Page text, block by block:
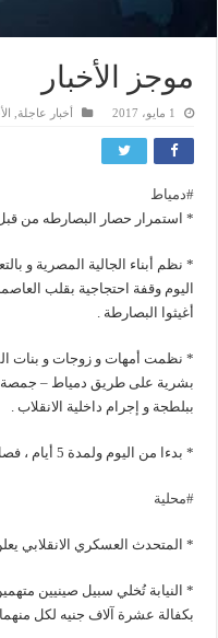
موجز الأخبار
1 مايو، 2017 أخبار عاجلة
#دمياط
* استمرار حصار البصارطه من قبل
* نظم أبناء الجالية المصرية و
اليوم وقفة احتجاجية بقلب
أغيثوا البصارطة .
* نظمت أمهات و زوجات و بنات
بشرية على طريق دمياط – جمصة
ببلطجة و إجرام داخلية الانقلاب .
* بدءا من اليوم ولمدة 5 أيام ، فصل الكهرباء عن قرية كفر شحاتة .
#محلية
* المتحدث العسكري الانقلابي
* النيابة تُخلي سبيل صينيين
بكفالة عشرة آلاف جنيه لكل